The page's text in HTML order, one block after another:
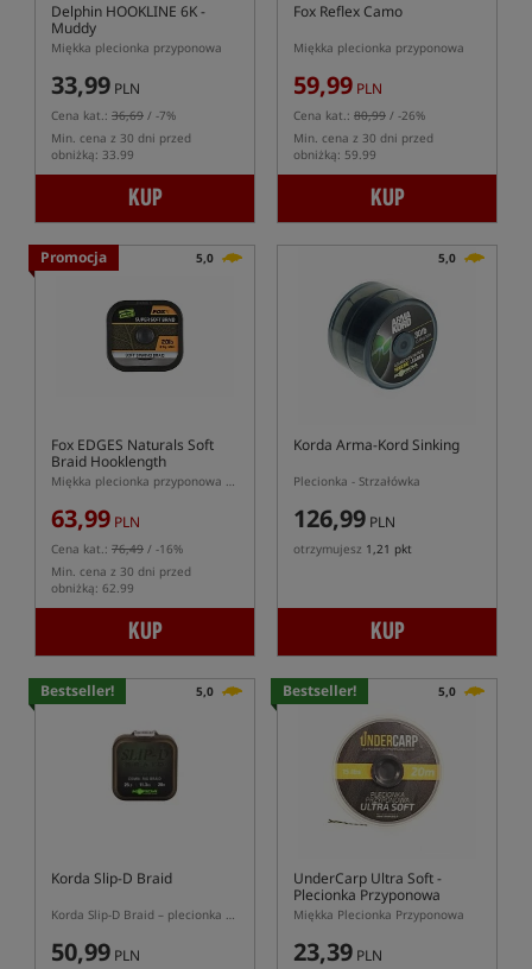
Delphin HOOKLINE 6K -
Muddy
Miękka plecionka przyponowa
33,99 PLN
Cena kat.: 36,69 / -7%
Min. cena z 30 dni przed
obniżką: 33.99
KUP
Fox Reflex Camo
Miękka plecionka przyponowa
59,99 PLN
Cena kat.: 80,99 / -26%
Min. cena z 30 dni przed
obniżką: 59.99
KUP
Promocja 5,0
Fox EDGES Naturals Soft
Braid Hooklength
Miękka plecionka przyponowa serii Fox Naturals
63,99 PLN
Cena kat.: 76,49 / -16%
Min. cena z 30 dni przed
obniżką: 62.99
KUP
5,0
Korda Arma-Kord Sinking
Plecionka - Strzałówka
126,99 PLN
otrzymujesz 1,21 pkt
KUP
Bestseller! 5,0
Korda Slip-D Braid
Korda Slip-D Braid – plecionka do przyponów combi i Slip-D
50,99 PLN
Bestseller! 5,0
UnderCarp Ultra Soft-
Plecionka Przyponowa
Miękka Plecionka Przyponowa
23,39 PLN